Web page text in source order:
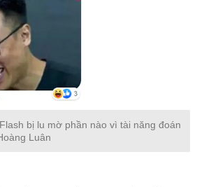
bị lu mờ phần nào vì tài năng đoán
Luân